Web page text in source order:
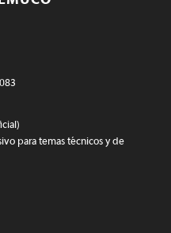
para temas técnicos y de